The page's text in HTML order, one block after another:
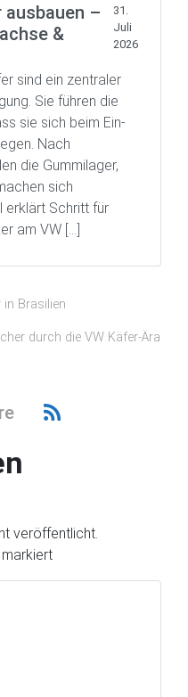
ausbauen –
&
31.
Juli
2026
sind ein zentraler
Sie führen die
sie sich beim Ein-
Nach
die Gummilager,
sich
Schritt für
am VW […]
in Brasilien
durch die VW Käfer-Ära
veröffentlicht.
markiert